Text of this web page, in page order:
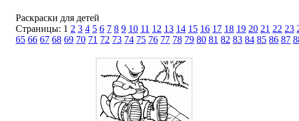
Раскраски для детей
Страницы: 1 2 3 4 5 6 7 8 9 10 11 12 13 14 15 16 17 18 19 20 21 22 23
65 66 67 68 69 70 71 72 73 74 75 76 77 78 79 80 81 82 83 84 85 86 87